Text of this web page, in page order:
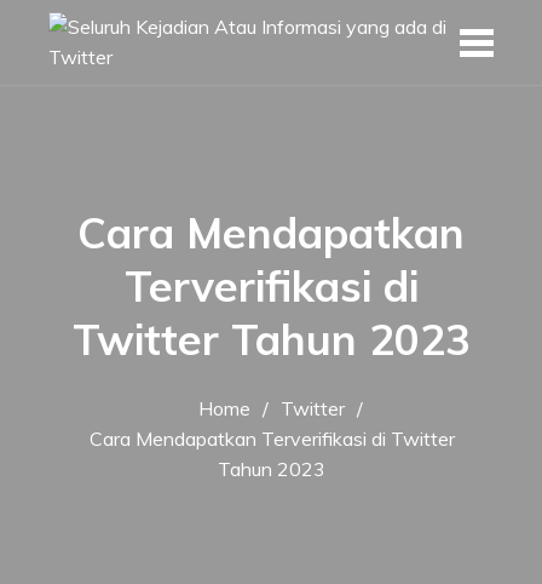
Cara Mendapatkan
Terverifikasi di
Twitter Tahun 2023
Home
Twitter
Cara Mendapatkan Terverifikasi di Twitter
Tahun 2023